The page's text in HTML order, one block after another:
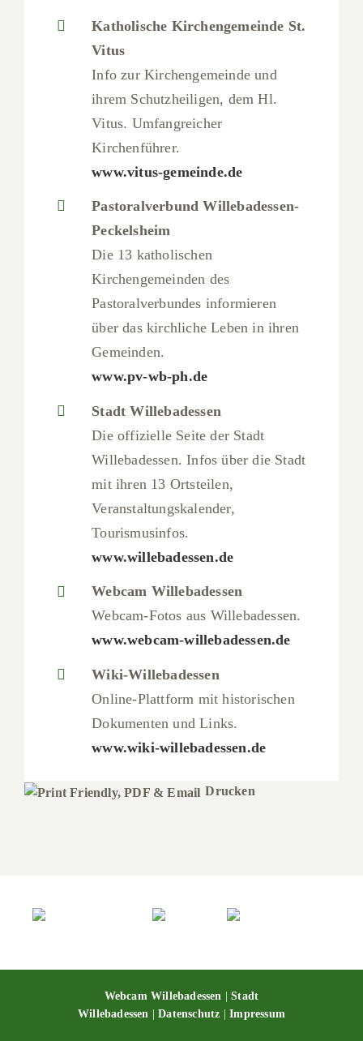
Katholische Kirchengemeinde St.
Vitus
Info zur Kirchengemeinde und
ihrem Schutzheiligen, dem Hl.
Vitus. Umfangreicher
Kirchenführer.
www.vitus-gemeinde.de
Pastoralverbund Willebadessen-
Peckelsheim
Die 13 katholischen
Kirchengemeinden des
Pastoralverbundes informieren
über das kirchliche Leben in ihren
Gemeinden.
www.pv-wb-ph.de
Stadt Willebadessen
Die offizielle Seite der Stadt
Willebadessen. Infos über die Stadt
mit ihren 13 Ortsteilen,
Veranstaltungskalender,
Tourismusinfos.
www.willebadessen.de
Webcam Willebadessen
Webcam-Fotos aus Willebadessen.
www.webcam-willebadessen.de
Wiki-Willebadessen
Online-Plattform mit historischen
Dokumenten und Links.
www.wiki-willebadessen.de
Drucken
Webcam Willebadessen |Stadt
Willebadessen |Datenschutz |Impressum